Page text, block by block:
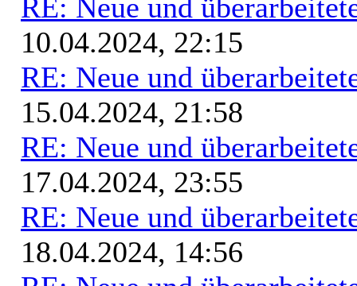
RE: Neue und
10.04.2024, 22:15
RE: Neue und
15.04.2024, 21:58
RE: Neue und
17.04.2024, 23:55
RE: Neue und
18.04.2024, 14:56